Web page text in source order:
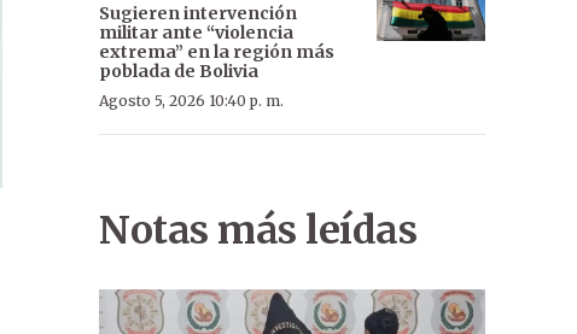
Sugieren intervención
militar ante “violencia
extrema” en la región más
poblada de Bolivia
Agosto 5, 2026 10:40 p. m.
Notas más leídas